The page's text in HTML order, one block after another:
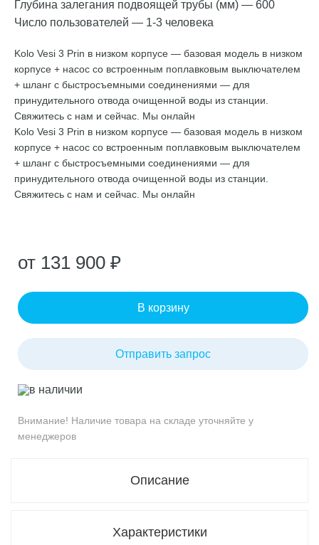
Глубина залегания подвоящей трубы (мм) — 600
Число пользователей — 1-3 человека
Kolo Vesi 3 Prin в низком корпусе — базовая модель в низком
корпусе + насос со встроенным поплавковым выключателем
+ шланг с быстросъемными соединениями — для
принудительного отвода очищенной воды из станции.
Свяжитесь с нам и сейчас. Мы онлайн
Kolo Vesi 3 Prin в низком корпусе — базовая модель в низком
корпусе + насос со встроенным поплавковым выключателем
+ шланг с быстросъемными соединениями — для
принудительного отвода очищенной воды из станции.
Свяжитесь с нам и сейчас. Мы онлайн
от 131 900 ₽
В корзину
Отправить запрос
в наличии
Внимание! Наличие товара на складе уточняйте у
менеджеров
Описание
Характеристики